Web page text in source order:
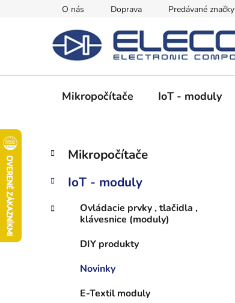
O nás Doprava Predávané značky
Mikropočítače IoT - moduly
B
č
ý
Preskočiť
kategórie
K
a
e
ó
Mikropočítače
IoT - moduly
Ovládacie prvky , tlačidla ,
klávesnice (moduly)
DIY produkty
Novinky
E-Textil moduly